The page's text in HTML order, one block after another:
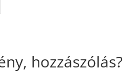
hozzászólás?